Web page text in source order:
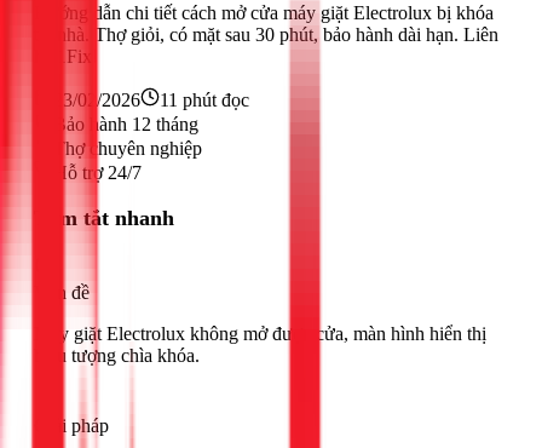
Hướng dẫn chi tiết cách mở cửa máy giặt Electrolux bị khóa
tại nhà. Thợ giỏi, có mặt sau 30 phút, bảo hành dài hạn. Liên
hệ 1Fix!
23/02/2026 11 phút đọc
Bảo hành 12 tháng
Thợ chuyên nghiệp
Hỗ trợ 24/7
Tóm tắt nhanh
Vấn đề
Máy giặt Electrolux không mở được cửa, màn hình hiển thị
biểu tượng chìa khóa.
Giải pháp